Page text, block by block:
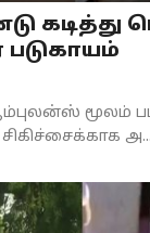
கடித்து
படுகாயம்
மூலம்
அ...